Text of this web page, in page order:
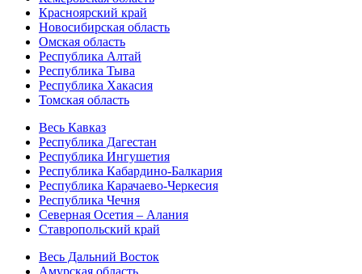
Красноярский край
Новосибирская область
Омская область
Республика Алтай
Республика Тыва
Республика Хакасия
Томская область
Весь Кавказ
Республика Дагестан
Республика Ингушетия
Республика Кабардино-Балкария
Республика Карачаево-Черкесия
Республика Чечня
Северная Осетия – Алания
Ставропольский край
Весь Дальний Восток
Амурская область